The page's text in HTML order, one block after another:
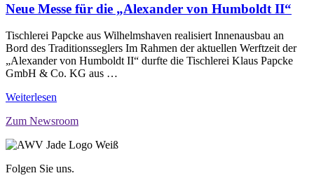
Neue Messe für die „Alexander von Humboldt II“
Tischlerei Papcke aus Wilhelmshaven realisiert Innenausbau an
Bord des Traditionsseglers Im Rahmen der aktuellen Werftzeit der
„Alexander von Humboldt II“ durfte die Tischlerei Klaus Papcke
GmbH & Co. KG aus …
Weiterlesen
Zum Newsroom
Folgen Sie uns.